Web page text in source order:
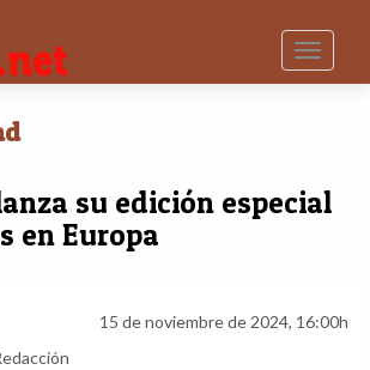
Toggle
su edición especial
en Europa
15 de noviembre de 2024, 16:00h